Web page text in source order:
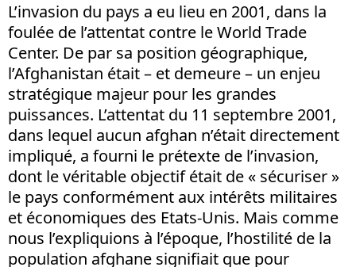
L’invasion du pays a eu lieu en 2001, dans la
foulée de l’attentat contre le World Trade
Center. De par sa position géographique,
l’Afghanistan était – et demeure – un enjeu
stratégique majeur pour les grandes
puissances. L’attentat du 11 septembre 2001,
dans lequel aucun afghan n’était directement
impliqué, a fourni le prétexte de l’invasion,
dont le véritable objectif était de « sécuriser »
le pays conformément aux intérêts militaires
et économiques des Etats-Unis. Mais comme
nous l’expliquions à l’époque, l’hostilité de la
population afghane signifiait que pour